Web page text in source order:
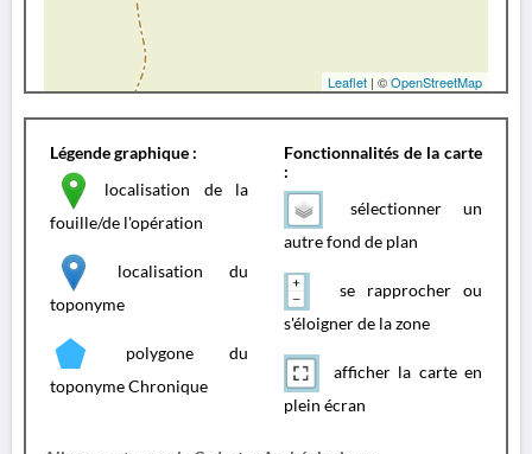
Leaflet | ©OpenStreetMap
Légende graphique :
localisation de la
fouille/de l'opération
localisation du
toponyme
polygone du
toponyme Chronique
Fonctionnalités de la carte
:
sélectionner un
autre fond de plan
se rapprocher ou
s'éloigner de la zone
afficher la carte en
plein écran